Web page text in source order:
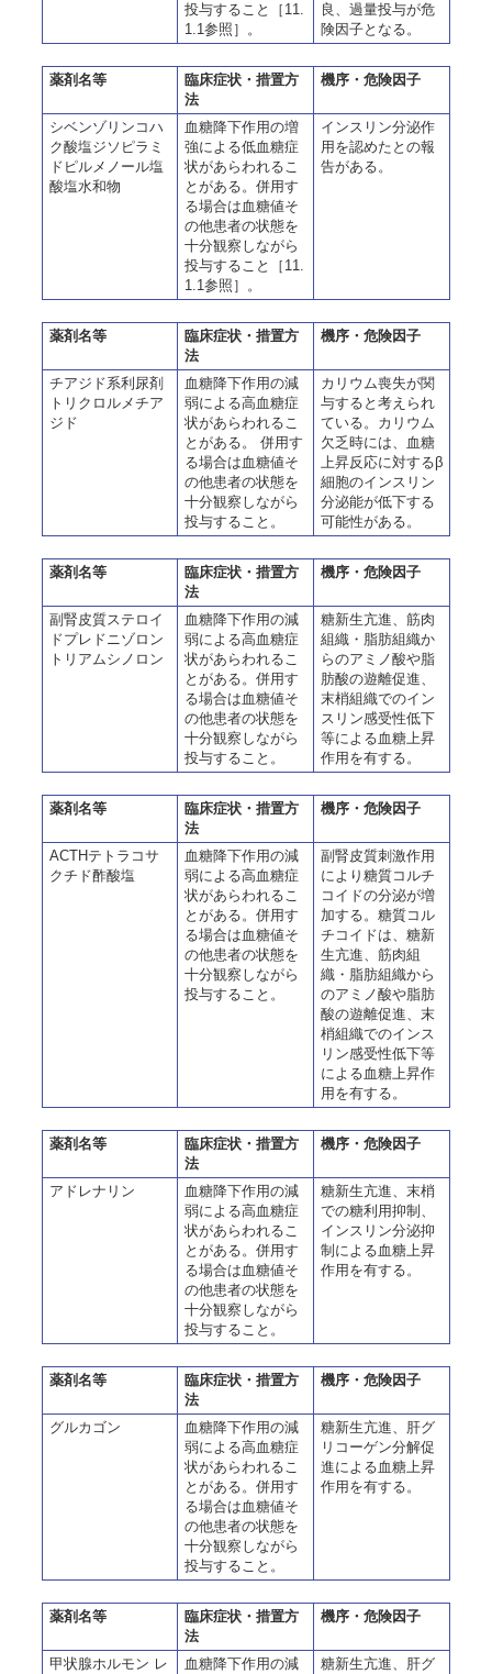
投与すること［11.
1.1参照］。
良、過量投与が危
険因子となる。
薬剤名等
臨床症状・措置方
法
機序・危険因子
シベンゾリンコハ
ク酸塩ジソピラミ
ドピルメノール塩
酸塩水和物
血糖降下作用の増
強による低血糖症
状があらわれるこ
とがある。併用す
る場合は血糖値そ
の他患者の状態を
十分観察しながら
投与すること［11.
1.1参照］。
インスリン分泌作
用を認めたとの報
告がある。
薬剤名等
臨床症状・措置方
法
機序・危険因子
チアジド系利尿剤
トリクロルメチア
ジド
血糖降下作用の減
弱による高血糖症
状があらわれるこ
とがある。 併用す
る場合は血糖値そ
の他患者の状態を
十分観察しながら
投与すること。
カリウム喪失が関
与すると考えられ
ている。カリウム
欠乏時には、血糖
上昇反応に対するβ
細胞のインスリン
分泌能が低下する
可能性がある。
薬剤名等
臨床症状・措置方
法
機序・危険因子
副腎皮質ステロイ
ドプレドニゾロン
トリアムシノロン
血糖降下作用の減
弱による高血糖症
状があらわれるこ
とがある。併用す
る場合は血糖値そ
の他患者の状態を
十分観察しながら
投与すること。
糖新生亢進、筋肉
組織・脂肪組織か
らのアミノ酸や脂
肪酸の遊離促進、
末梢組織でのイン
スリン感受性低下
等による血糖上昇
作用を有する。
薬剤名等
臨床症状・措置方
法
機序・危険因子
ACTHテトラコサ
クチド酢酸塩
血糖降下作用の減
弱による高血糖症
状があらわれるこ
とがある。併用す
る場合は血糖値そ
の他患者の状態を
十分観察しながら
投与すること。
副腎皮質刺激作用
により糖質コルチ
コイドの分泌が増
加する。糖質コル
チコイドは、糖新
生亢進、筋肉組
織・脂肪組織から
のアミノ酸や脂肪
酸の遊離促進、末
梢組織でのインス
リン感受性低下等
による血糖上昇作
用を有する。
薬剤名等
臨床症状・措置方
法
機序・危険因子
アドレナリン
血糖降下作用の減
弱による高血糖症
状があらわれるこ
とがある。併用す
る場合は血糖値そ
の他患者の状態を
十分観察しながら
投与すること。
糖新生亢進、末梢
での糖利用抑制、
インスリン分泌抑
制による血糖上昇
作用を有する。
薬剤名等
臨床症状・措置方
法
機序・危険因子
グルカゴン
血糖降下作用の減
弱による高血糖症
状があらわれるこ
とがある。併用す
る場合は血糖値そ
の他患者の状態を
十分観察しながら
投与すること。
糖新生亢進、肝グ
リコーゲン分解促
進による血糖上昇
作用を有する。
薬剤名等
臨床症状・措置方
法
機序・危険因子
甲状腺ホルモン レ
血糖降下作用の減
糖新生亢進、肝グ